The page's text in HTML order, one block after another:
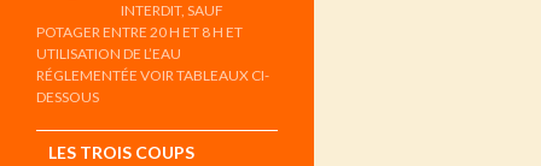
INTERDIT, SAUF
POTAGER ENTRE 20 H ET 8 H ET
UTILISATION DE L’EAU
RÉGLEMENTÉE VOIR TABLEAUX CI-
DESSOUS
LES TROIS COUPS